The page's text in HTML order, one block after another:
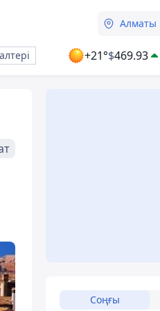
Алматы
+21°$469.93
Соңғы